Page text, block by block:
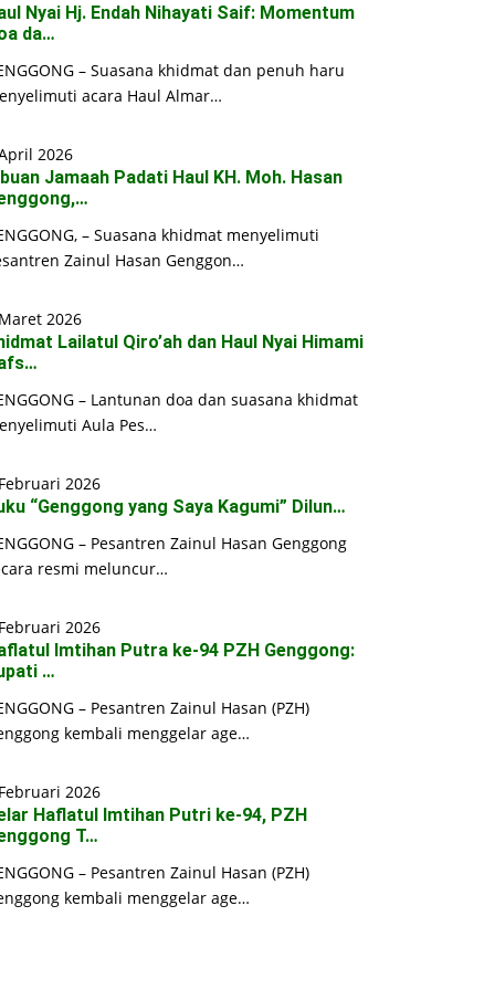
Nyai Hj. Endah Nihayati Saif: Momentum
da…
– Suasana khidmat dan penuh haru
acara Haul Almar…
2026
Jamaah Padati Haul KH. Moh. Hasan
– Suasana khidmat menyelimuti
Zainul Hasan Genggon…
2026
Lailatul Qiro’ah dan Haul Nyai Himami
– Lantunan doa dan suasana khidmat
Aula Pes…
2026
“Genggong yang Saya Kagumi” Dilun…
– Pesantren Zainul Hasan Genggong
resmi meluncur…
2026
Imtihan Putra ke-94 PZH Genggong:
…
– Pesantren Zainul Hasan (PZH)
kembali menggelar age…
2026
Haflatul Imtihan Putri ke-94, PZH
T…
– Pesantren Zainul Hasan (PZH)
kembali menggelar age…